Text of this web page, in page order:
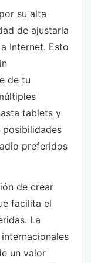
su alta
de ajustarla
Internet. Esto
de tu
tablets y
posibilidades
preferidos
de crear
facilita el
La
un valor